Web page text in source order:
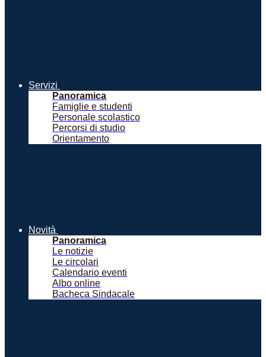
Servizi
Panoramica
Famiglie e studenti
Personale scolastico
Percorsi di studio
Orientamento
Novità
Panoramica
Le notizie
Le circolari
Calendario eventi
Albo online
Bacheca Sindacale